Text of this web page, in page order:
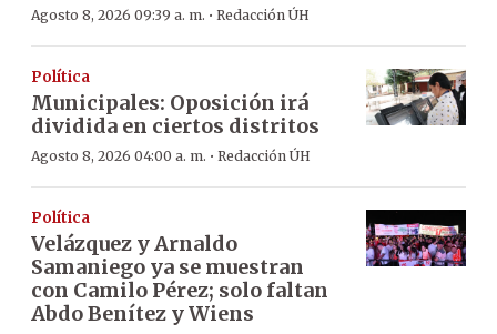
Agosto 8, 2026 09:39 a. m. · Redacción ÚH
Política
Municipales: Oposición irá
dividida en ciertos distritos
Agosto 8, 2026 04:00 a. m. · Redacción ÚH
Política
Velázquez y Arnaldo
Samaniego ya se muestran
con Camilo Pérez; solo faltan
Abdo Benítez y Wiens